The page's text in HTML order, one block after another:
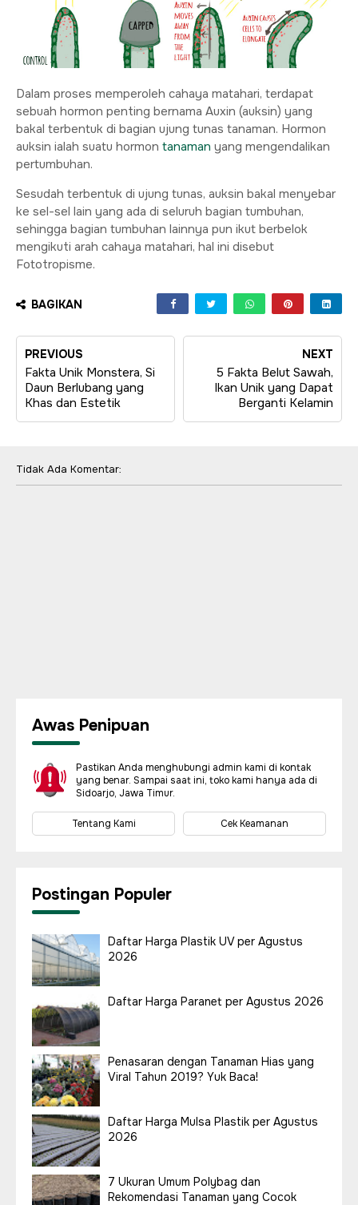
Dalam proses memperoleh cahaya matahari, terdapat
sebuah hormon penting bernama Auxin (auksin) yang
bakal terbentuk di bagian ujung tunas tanaman. Hormon
auksin ialah suatu hormon tanaman yang mengendalikan
pertumbuhan.
Sesudah terbentuk di ujung tunas, auksin bakal menyebar
ke sel-sel lain yang ada di seluruh bagian tumbuhan,
sehingga bagian tumbuhan lainnya pun ikut berbelok
mengikuti arah cahaya matahari, hal ini disebut
Fototropisme.
BAGIKAN
NEXT
5 Fakta Belut Sawah,
Ikan Unik yang Dapat
Berganti Kelamin
PREVIOUS
Fakta Unik Monstera, Si
Daun Berlubang yang
Khas dan Estetik
Tidak Ada Komentar:
Awas Penipuan
Pastikan Anda menghubungi admin kami di kontak
yang benar. Sampai saat ini, toko kami hanya ada di
Sidoarjo, Jawa Timur.
Tentang Kami Cek Keamanan
Postingan Populer
Daftar Harga Plastik UV per Agustus
2026
Daftar Harga Paranet per Agustus 2026
Penasaran dengan Tanaman Hias yang
Viral Tahun 2019? Yuk Baca!
Daftar Harga Mulsa Plastik per Agustus
2026
7 Ukuran Umum Polybag dan
Rekomendasi Tanaman yang Cocok